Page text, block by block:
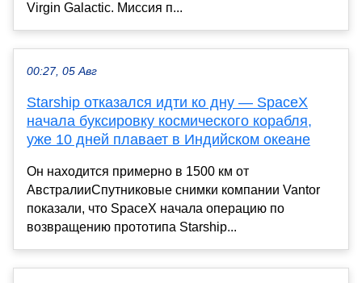
Virgin Galactic. Миссия п...
00:27, 05 Авг
Starship отказался идти ко дну — SpaceX
начала буксировку космического корабля,
уже 10 дней плавает в Индийском океане
Он находится примерно в 1500 км от
АвстралииСпутниковые снимки компании Vantor
показали, что SpaceX начала операцию по
возвращению прототипа Starship...